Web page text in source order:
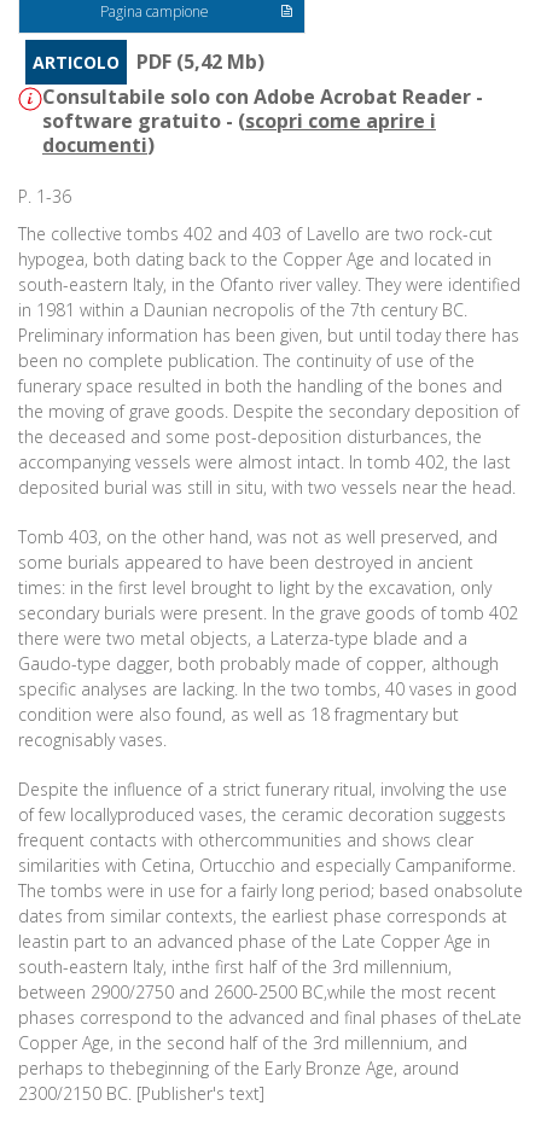
Pagina campione
ARTICOLO
PDF (5,42 Mb)
Consultabile solo con Adobe Acrobat Reader -
software gratuito - (scopri come aprire i
documenti)
P. 1-36
The collective tombs 402 and 403 of Lavello are two rock-cut
hypogea, both dating back to the Copper Age and located in
south-eastern Italy, in the Ofanto river valley. They were identified
in 1981 within a Daunian necropolis of the 7th century BC.
Preliminary information has been given, but until today there has
been no complete publication. The continuity of use of the
funerary space resulted in both the handling of the bones and
the moving of grave goods. Despite the secondary deposition of
the deceased and some post-deposition disturbances, the
accompanying vessels were almost intact. In tomb 402, the last
deposited burial was still in situ, with two vessels near the head.
Tomb 403, on the other hand, was not as well preserved, and
some burials appeared to have been destroyed in ancient
times: in the first level brought to light by the excavation, only
secondary burials were present. In the grave goods of tomb 402
there were two metal objects, a Laterza-type blade and a
Gaudo-type dagger, both probably made of copper, although
specific analyses are lacking. In the two tombs, 40 vases in good
condition were also found, as well as 18 fragmentary but
recognisably vases.
Despite the influence of a strict funerary ritual, involving the use
of few locallyproduced vases, the ceramic decoration suggests
frequent contacts with othercommunities and shows clear
similarities with Cetina, Ortucchio and especially Campaniforme.
The tombs were in use for a fairly long period; based onabsolute
dates from similar contexts, the earliest phase corresponds at
leastin part to an advanced phase of the Late Copper Age in
south-eastern Italy, inthe first half of the 3rd millennium,
between 2900/2750 and 2600-2500 BC,while the most recent
phases correspond to the advanced and final phases of theLate
Copper Age, in the second half of the 3rd millennium, and
perhaps to thebeginning of the Early Bronze Age, around
2300/2150 BC. [Publisher's text]